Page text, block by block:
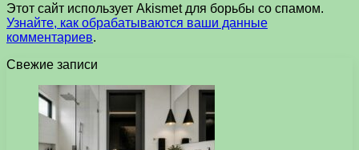
Этот сайт использует Akismet для борьбы со спамом.
Узнайте, как обрабатываются ваши данные
комментариев.
Свежие записи